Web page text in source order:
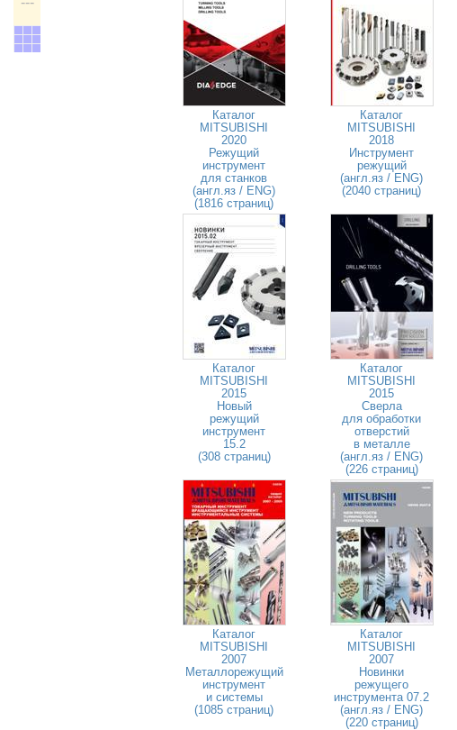
Каталог
MITSUBISHI
2020
Режущий
инструмент
для станков
(англ.яз / ENG)
(1816 страниц)
Каталог
MITSUBISHI
2018
Инструмент
режущий
(англ.яз / ENG)
(2040 страниц)
Каталог
MITSUBISHI
2015
Новый
режущий
инструмент
15.2
(308 страниц)
Каталог
MITSUBISHI
2015
Сверла
для обработки
отверстий
в металле
(англ.яз / ENG)
(226 страниц)
Каталог
MITSUBISHI
2007
Металлорежущий
инструмент
и системы
(1085 страниц)
Каталог
MITSUBISHI
2007
Новинки
режущего
инструмента 07.2
(англ.яз / ENG)
(220 страниц)